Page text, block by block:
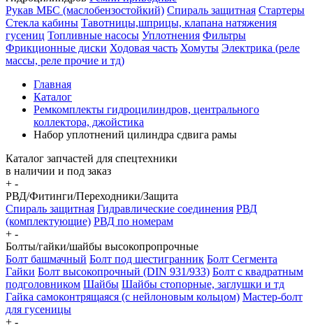
Рукав МБС (маслобензостойкий) Спираль защитная Стартеры
Стекла кабины Тавотницы,шприцы, клапана натяжения
гусениц Топливные насосы Уплотнения Фильтры
Фрикционные диски Ходовая часть Хомуты Электрика (реле
массы, реле прочие и тд)
Главная
Каталог
Ремкомплекты гидроцилиндров, центрального
коллектора, джойстика
Набор уплотнений цилиндра сдвига рамы
Каталог запчастей для спецтехники
в наличии и под заказ
+ -
РВД/Фитинги/Переходники/Защита
Спираль защитная Гидравлические соединения РВД
(комплектующие) РВД по номерам
+ -
Болты/гайки/шайбы высокопропрочные
Болт башмачный Болт под шестигранник Болт Сегмента
Гайки Болт высокопрочный (DIN 931/933) Болт с квадратным
подголовником Шайбы Шайбы стопорные, заглушки и тд
Гайка самоконтрящаяся (с нейлоновым кольцом) Мастер-болт
для гусеницы
+ -